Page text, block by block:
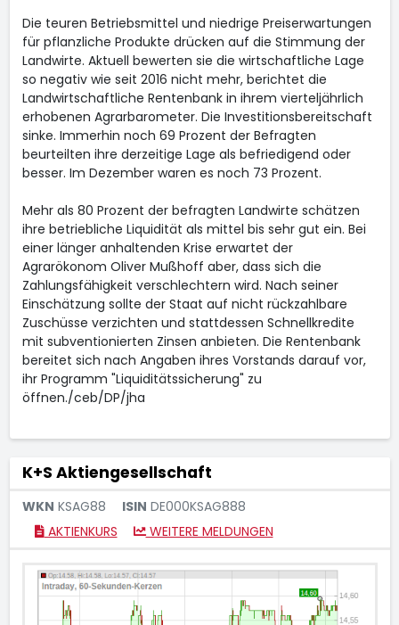
Die teuren Betriebsmittel und niedrige Preiserwartungen
für pflanzliche Produkte drücken auf die Stimmung der
Landwirte. Aktuell bewerten sie die wirtschaftliche Lage
so negativ wie seit 2016 nicht mehr, berichtet die
Landwirtschaftliche Rentenbank in ihrem vierteljährlich
erhobenen Agrarbarometer. Die Investitionsbereitschaft
sinke. Immerhin noch 69 Prozent der Befragten
beurteilten ihre derzeitige Lage als befriedigend oder
besser. Im Dezember waren es noch 73 Prozent.
Mehr als 80 Prozent der befragten Landwirte schätzen
ihre betriebliche Liquidität als mittel bis sehr gut ein. Bei
einer länger anhaltenden Krise erwartet der
Agrarökonom Oliver Mußhoff aber, dass sich die
Zahlungsfähigkeit verschlechtern wird. Nach seiner
Einschätzung sollte der Staat auf nicht rückzahlbare
Zuschüsse verzichten und stattdessen Schnellkredite
mit subventionierten Zinsen anbieten. Die Rentenbank
bereitet sich nach Angaben ihres Vorstands darauf vor,
ihr Programm "Liquiditätssicherung" zu
öffnen./ceb/DP/jha
K+S Aktiengesellschaft
WKN KSAG88 ISIN DE000KSAG888
AKTIENKURS
WEITERE MELDUNGEN